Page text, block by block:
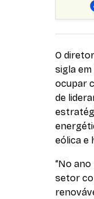
O
sigla
ocupar
de
eólica e
“No
setor